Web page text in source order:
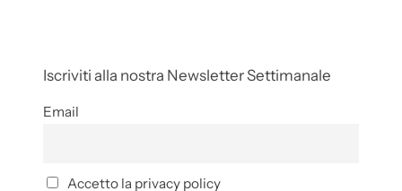
Iscriviti alla nostra Newsletter Settimanale
Email
Accetto la privacy policy